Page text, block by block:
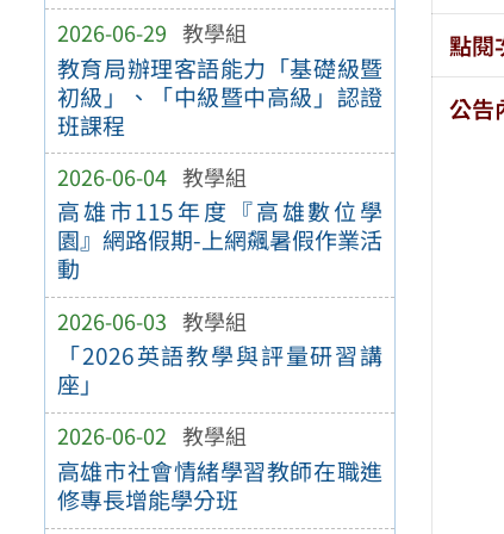
2026-06-29 教學組
教育局辦理客語能力「基礎級暨
初級」、「中級暨中高級」認證
班課程
2026-06-04 教學組
高雄市115年度『高雄數位學
園』網路假期-上網飆暑假作業活
動
2026-06-03 教學組
「2026英語教學與評量研習講
座」
2026-06-02 教學組
高雄市社會情緒學習教師在職進
修專長增能學分班
點閱
公告